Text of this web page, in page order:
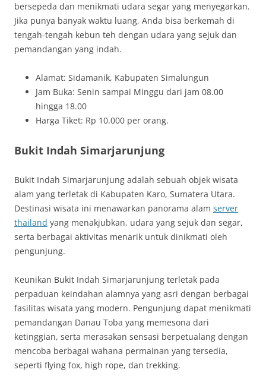
bersepeda dan menikmati udara segar yang menyegarkan.
Jika punya banyak waktu luang, Anda bisa berkemah di
tengah-tengah kebun teh dengan udara yang sejuk dan
pemandangan yang indah.
Alamat: Sidamanik, Kabupaten Simalungun
Jam Buka: Senin sampai Minggu dari jam 08.00
hingga 18.00
Harga Tiket: Rp 10.000 per orang.
Bukit Indah Simarjarunjung
Bukit Indah Simarjarunjung adalah sebuah objek wisata
alam yang terletak di Kabupaten Karo, Sumatera Utara.
Destinasi wisata ini menawarkan panorama alam server
thailand yang menakjubkan, udara yang sejuk dan segar,
serta berbagai aktivitas menarik untuk dinikmati oleh
pengunjung.
Keunikan Bukit Indah Simarjarunjung terletak pada
perpaduan keindahan alamnya yang asri dengan berbagai
fasilitas wisata yang modern. Pengunjung dapat menikmati
pemandangan Danau Toba yang memesona dari
ketinggian, serta merasakan sensasi berpetualang dengan
mencoba berbagai wahana permainan yang tersedia,
seperti flying fox, high rope, dan trekking.